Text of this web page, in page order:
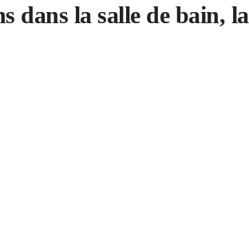
dans la salle de bain, la